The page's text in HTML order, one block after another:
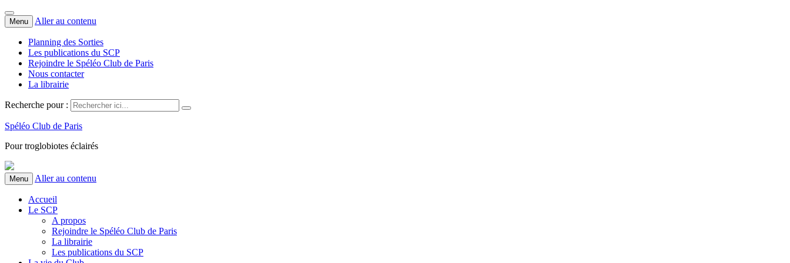
Menu Aller au contenu
Planning des Sorties
Les publications du SCP
Rejoindre le Spéléo Club de Paris
Nous contacter
La librairie
Recherche pour :
Spéléo Club de Paris
Pour troglobiotes éclairés
Menu Aller au contenu
Accueil
Le SCP
A propos
Rejoindre le Spéléo Club de Paris
La librairie
Les publications du SCP